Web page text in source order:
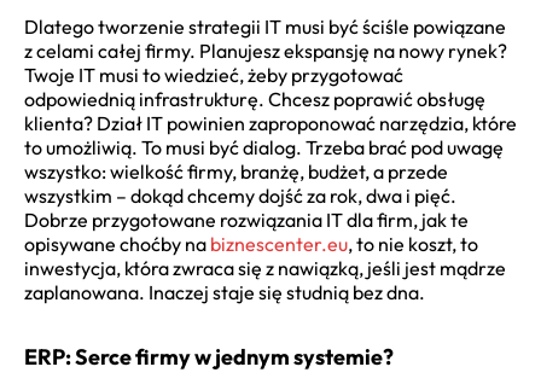
Dlatego tworzenie strategii IT musi być ściśle powiązane
z celami całej firmy. Planujesz ekspansję na nowy rynek?
Twoje IT musi to wiedzieć, żeby przygotować
odpowiednią infrastrukturę. Chcesz poprawić obsługę
klienta? Dział IT powinien zaproponować narzędzia, które
to umożliwią. To musi być dialog. Trzeba brać pod uwagę
wszystko: wielkość firmy, branżę, budżet, a przede
wszystkim – dokąd chcemy dojść za rok, dwa i pięć.
Dobrze przygotowane rozwiązania IT dla firm, jak te
opisywane choćby na biznescenter.eu, to nie koszt, to
inwestycja, która zwraca się z nawiązką, jeśli jest mądrze
zaplanowana. Inaczej staje się studnią bez dna.
ERP: Serce firmy w jednym systemie?